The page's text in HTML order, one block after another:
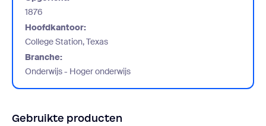
1876
Hoofdkantoor:
College Station, Texas
Branche:
Onderwijs - Hoger onderwijs
Gebruikte producten